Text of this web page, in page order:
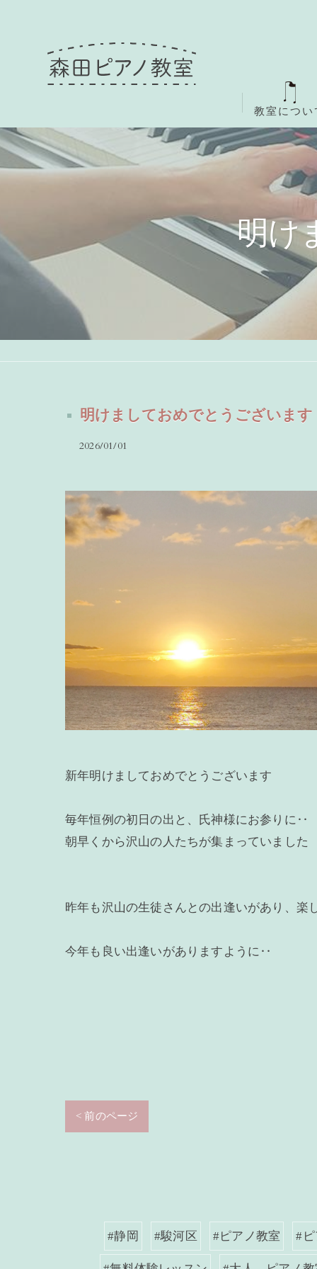
教室につい
明け
明けましておめでとうございます
2026/01/01
新年明けましておめでとうございます
毎年恒例の初日の出と、氏神様にお参りに‥
朝早くから沢山の人たちが集まっていました
昨年も沢山の生徒さんとの出逢いがあり、楽
今年も良い出逢いがありますように‥
< 前のページ
#静岡 #駿河区 #ピアノ教室 #